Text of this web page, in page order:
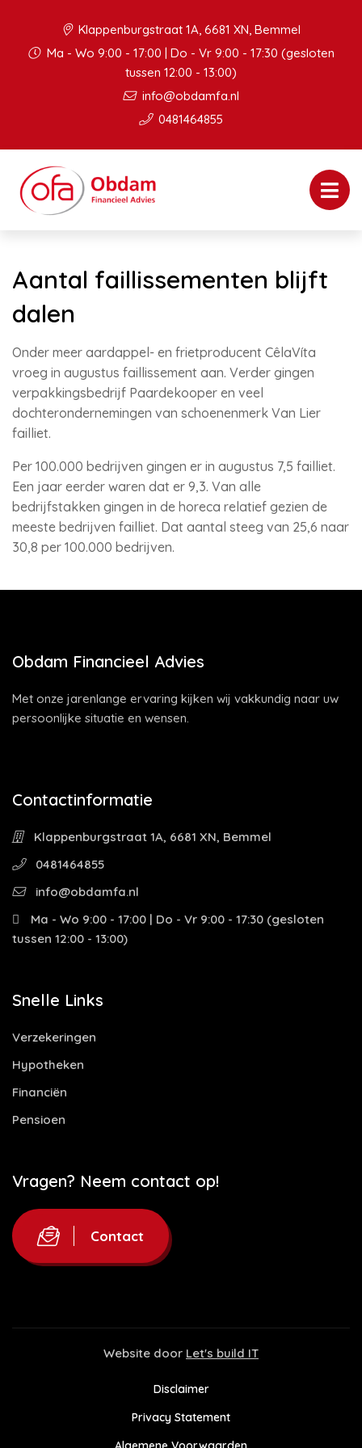
Klappenburgstraat 1A, 6681 XN, Bemmel
Ma - Wo 9:00 - 17:00 | Do - Vr 9:00 - 17:30 (gesloten
tussen 12:00 - 13:00)
info@obdamfa.nl
0481464855
Aantal faillissementen blijft
dalen
Onder meer aardappel- en frietproducent CêlaVíta
vroeg in augustus faillissement aan. Verder gingen
verpakkingsbedrijf Paardekooper en veel
dochterondernemingen van schoenenmerk Van Lier
failliet.
Per 100.000 bedrijven gingen er in augustus 7,5 failliet.
Een jaar eerder waren dat er 9,3. Van alle
bedrijfstakken gingen in de horeca relatief gezien de
meeste bedrijven failliet. Dat aantal steeg van 25,6 naar
30,8 per 100.000 bedrijven.
Obdam Financieel Advies
Met onze jarenlange ervaring kijken wij vakkundig naar uw
persoonlijke situatie en wensen.
Contactinformatie
Klappenburgstraat 1A, 6681 XN, Bemmel
0481464855
info@obdamfa.nl
Ma - Wo 9:00 - 17:00 | Do - Vr 9:00 - 17:30 (gesloten
tussen 12:00 - 13:00)
Snelle Links
Verzekeringen
Hypotheken
Financiën
Pensioen
Vragen? Neem contact op!
Contact
Website door Let's build IT
Disclaimer
Privacy Statement